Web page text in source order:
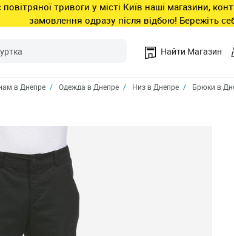
повітряної тривоги у місті Київ наші магазини,
замовлення одразу після відбою! Бережіть
Найти Магазин
в Днепре Одежда в Днепре Низ в Днепре Брюки в